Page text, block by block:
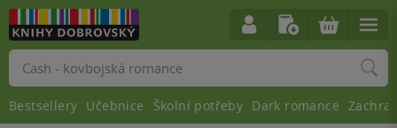
Vyhledávání
Bestsellery Učebnice Školní potřeby Dark romance